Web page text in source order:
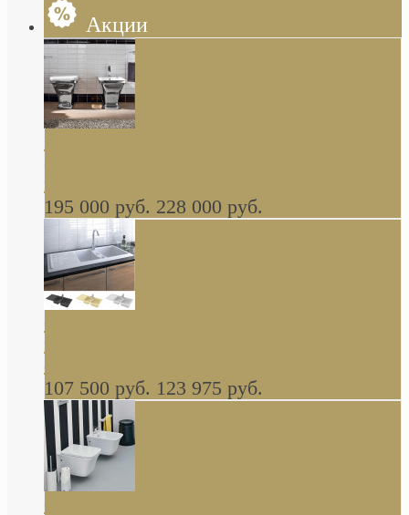
Акции
Butterfly Scarabeo КОМПЛЕКТ санфаянса
глянцевая платина В НАЛИЧИИ
195 000 руб. 228 000 руб.
керамическая мойка 1160 x 510 мм белая,
серая, черная, бежевая В НАЛИЧИИ
107 500 руб. 123 975 руб.